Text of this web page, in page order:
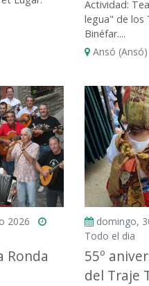
Actividad:
legua" de los
Binéfar....
Ansó (Ansó)
2026
Ronda
domingo,
Todo el dia
55º
del Traje